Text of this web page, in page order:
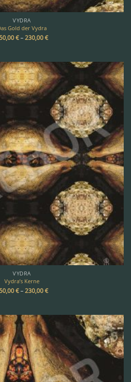
VYDRA
Gold der Vydra
€–230,00€
VYDRA
Vydra’s Kerne
€–230,00€